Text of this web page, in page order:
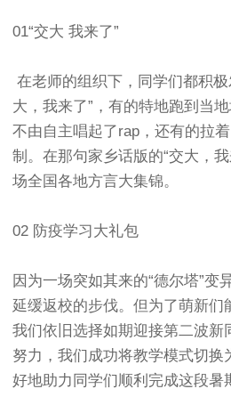
01“交大 我来了”
在老师的组织下，同学们都积
大，我来了”，有的特地跑到当
不由自主唱起了rap，还有的拉
制。在那句家乡话版的“交大，
场全国各地方言大集锦。
02 防疫学习大礼包
因为一场突如其来的“德尔塔”变
延缓返校的步伐。但为了萌新们
我们依旧选择如期迎接第二波新
努力，我们成功将教学模式切换
好地助力同学们顺利完成这段暑